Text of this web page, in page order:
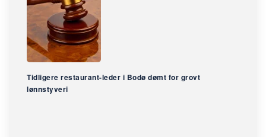
Tidligere restaurant-leder i Bodø dømt for grovt
lønnstyveri